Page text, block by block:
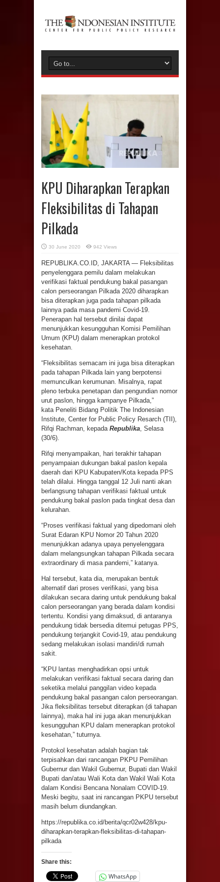
KPU Diharapkan Terapkan
Fleksibilitas di Tahapan
Pilkada
30 June 2020 942 Views
REPUBLIKA.CO.ID, JAKARTA — Fleksibilitas
penyelenggara pemilu dalam melakukan
verifikasi faktual pendukung bakal pasangan
calon perseorangan Pilkada 2020 diharapkan
bisa diterapkan juga pada tahapan pilkada
lainnya pada masa pandemi Covid-19.
Penerapan hal tersebut dinilai dapat
menunjukkan kesungguhan Komisi Pemilihan
Umum (KPU) dalam menerapkan protokol
kesehatan.
“Fleksibilitas semacam ini juga bisa diterapkan
pada tahapan Pilkada lain yang berpotensi
memunculkan kerumunan. Misalnya, rapat
pleno terbuka penetapan dan pengundian nomor
urut paslon, hingga kampanye Pilkada,”
kata Peneliti Bidang Politik The Indonesian
Institute, Center for Public Policy Resarch (TII),
Rifqi Rachman, kepada Republika, Selasa
(30/6).
Rifqi menyampaikan, hari terakhir tahapan
penyampaian dukungan bakal paslon kepala
daerah dari KPU Kabupaten/Kota kepada PPS
telah dilalui. Hingga tanggal 12 Juli nanti akan
berlangsung tahapan verifikasi faktual untuk
pendukung bakal paslon pada tingkat desa dan
kelurahan.
“Proses verifikasi faktual yang dipedomani oleh
Surat Edaran KPU Nomor 20 Tahun 2020
menunjukkan adanya upaya penyelenggara
dalam melangsungkan tahapan Pilkada secara
extraordinary di masa pandemi,” katanya.
Hal tersebut, kata dia, merupakan bentuk
alternatif dari proses verifikasi, yang bisa
dilakukan secara daring untuk pendukung bakal
calon perseorangan yang berada dalam kondisi
tertentu. Kondisi yang dimaksud, di antaranya
pendukung tidak bersedia ditemui petugas PPS,
pendukung terjangkit Covid-19, atau pendukung
sedang melakukan isolasi mandiri/di rumah
sakit.
“KPU lantas menghadirkan opsi untuk
melakukan verifikasi faktual secara daring dan
seketika melalui panggilan video kepada
pendukung bakal pasangan calon perseorangan.
Jika fleksibilitas tersebut diterapkan (di tahapan
lainnya), maka hal ini juga akan menunjukkan
kesungguhan KPU dalam menerapkan protokol
kesehatan,” tuturnya.
Protokol kesehatan adalah bagian tak
terpisahkan dari rancangan PKPU Pemilihan
Gubernur dan Wakil Gubernur, Bupati dan Wakil
Bupati dan/atau Wali Kota dan Wakil Wali Kota
dalam Kondisi Bencana Nonalam COVID-19.
Meski begitu, saat ini rancangan PKPU tersebut
masih belum diundangkan.
https://republika.co.id/berita/qcr02w428/kpu-
diharapkan-terapkan-fleksibilitas-di-tahapan-
pilkada
Share this:
WhatsApp